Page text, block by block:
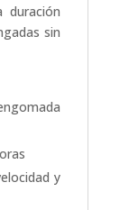
duración
sin
y